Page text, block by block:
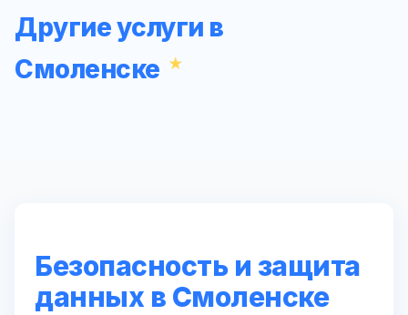
Другие услуги в
Смоленске
Безопасность и защита
данных в Смоленске